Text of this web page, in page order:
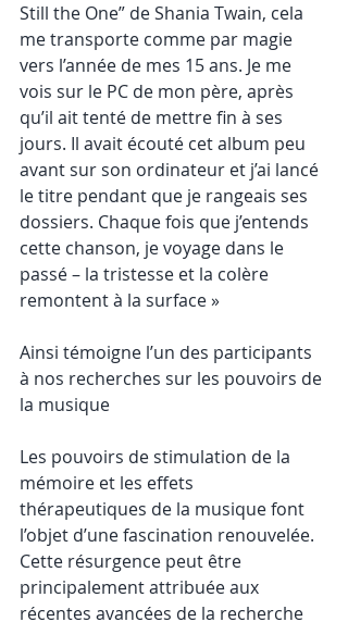
Still the One” de Shania Twain, cela
me transporte comme par magie
vers l’année de mes 15 ans. Je me
vois sur le PC de mon père, après
qu’il ait tenté de mettre fin à ses
jours. Il avait écouté cet album peu
avant sur son ordinateur et j’ai lancé
le titre pendant que je rangeais ses
dossiers. Chaque fois que j’entends
cette chanson, je voyage dans le
passé – la tristesse et la colère
remontent à la surface »
Ainsi témoigne l’un des participants
à nos recherches sur les pouvoirs de
la musique
Les pouvoirs de stimulation de la
mémoire et les effets
thérapeutiques de la musique font
l’objet d’une fascination renouvelée.
Cette résurgence peut être
principalement attribuée aux
récentes avancées de la recherche